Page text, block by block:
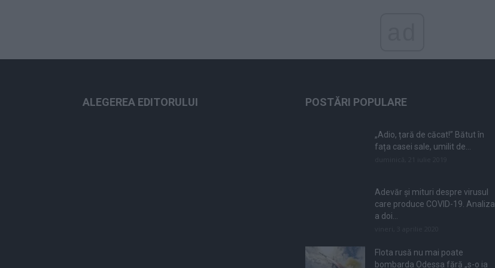
ALEGEREA EDITORULUI POSTĂRI POPULARE
„Adio, țară de căcat!” Bătut în
fața casei sale, umilit de...
Adevăr și mituri despre virusul
care produce COVID-19. Analiza
a doi...
Flota rusă nu mai poate
bombarda Odessa fără „s-o ia